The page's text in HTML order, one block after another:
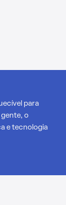
para
gente, o
e tecnologia